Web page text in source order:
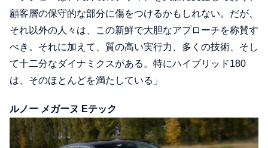
顧客層の保守的な部分に傷をつけるかもしれない。だが、
それ以外の人々は、この新鮮で大胆なアプローチを称賛す
べき。それに加えて、質の高い実行力、多くの技術、そし
て十二分なダイナミクスがある。特にハイブリッド180
は、そのほとんどを満たしている」
ルノー メガーヌ Eテック